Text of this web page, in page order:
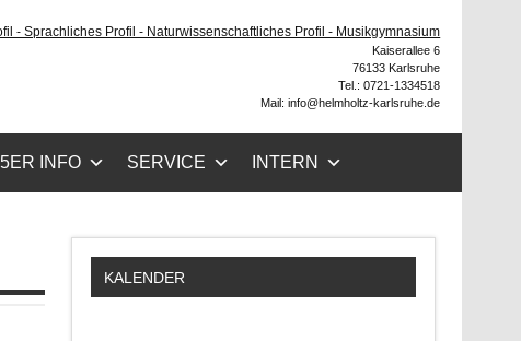
- Sprachliches Profil - Naturwissenschaftliches Profil - Musikgymnasium
Kaiserallee 6
76133 Karlsruhe
Tel.: 0721-1334518
Mail: info@helmholtz-karlsruhe.de
5ER INFO SERVICE INTERN
KALENDER